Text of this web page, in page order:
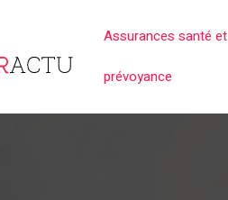
Assurances santé et
prévoyance